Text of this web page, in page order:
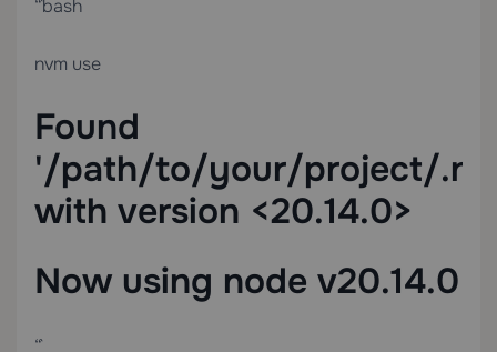
“`bash
nvm use
Found
'/path/to/your/project/
with version <20.14.0>
Now using node v20.14.0
“`